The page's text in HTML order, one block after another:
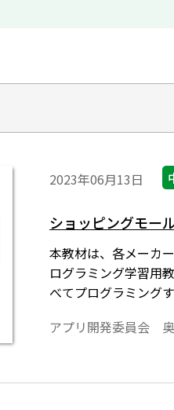
2023年06月13日
ショッピングモー
本教材は、各メーカ
ログラミング学習用
べてプログラミング
アプリ開発委員会